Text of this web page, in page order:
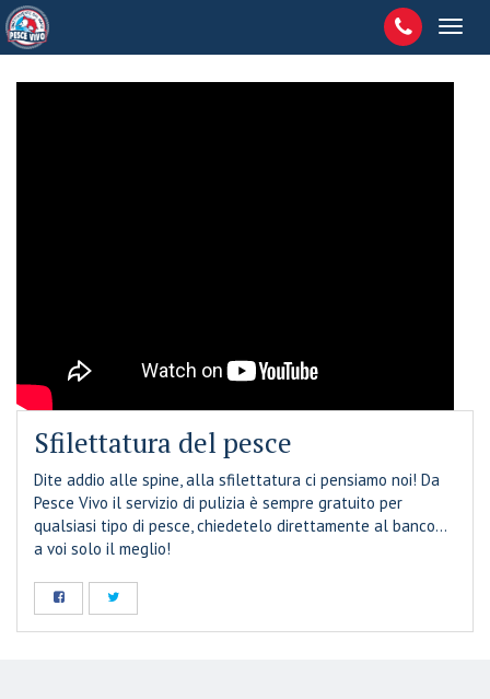
Sfilettatura del pesce
Dite addio alle spine, alla sfilettatura ci pensiamo noi! Da
Pesce Vivo il servizio di pulizia è sempre gratuito per
qualsiasi tipo di pesce, chiedetelo direttamente al banco…
a voi solo il meglio!